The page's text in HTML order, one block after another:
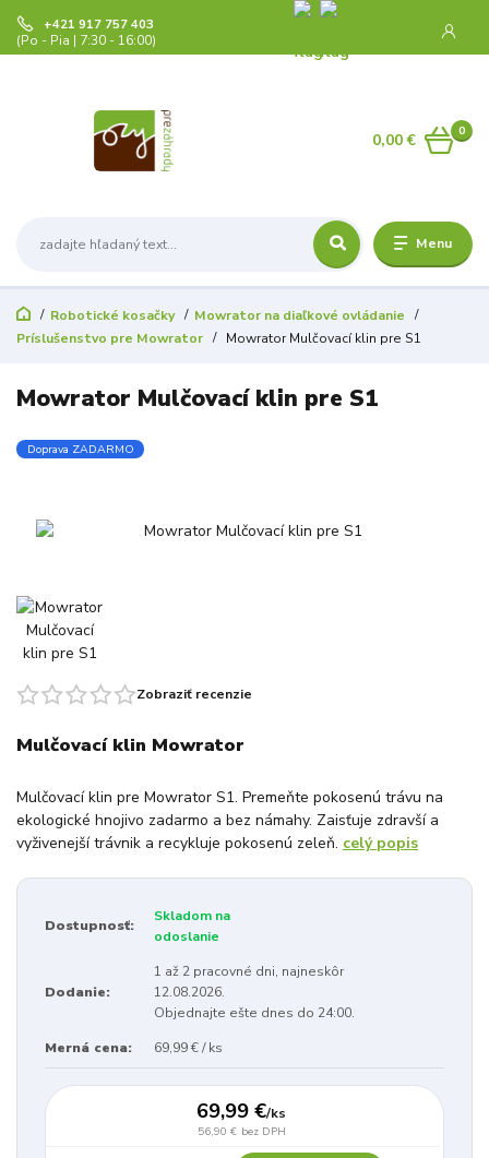
Menu
+421 917 757 403
(Po - Pia | 7:30 - 16:00)
0
0,00 €
Robotické kosačky
Mowrator na diaľkové ovládanie
Príslušenstvo pre Mowrator
Mowrator Mulčovací klin pre S1
Mowrator Mulčovací klin pre S1
Doprava ZADARMO
Zobraziť recenzie
Mulčovací klin Mowrator
Mulčovací klin pre Mowrator S1. Premeňte pokosenú trávu na
ekologické hnojivo zadarmo a bez námahy. Zaisťuje zdravší a
vyživenejší trávnik a recykluje pokosenú zeleň. celý popis
Dostupnosť:
Skladom na
odoslanie
Dodanie:
1 až 2 pracovné dni, najneskôr
12.08.2026.
Objednajte ešte dnes do 24:00.
Merná cena: 69,99 € / ks
69,99 €/ks
56,90 € bez DPH